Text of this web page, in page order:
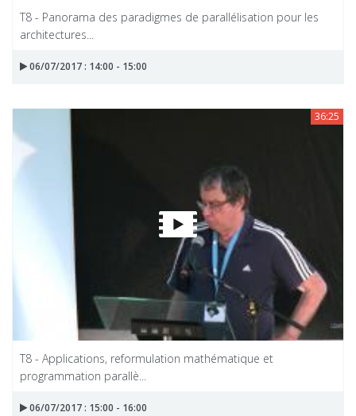
T8 - Panorama des paradigmes de parallélisation pour les
architectures...
06/07/2017 : 14:00 - 15:00
36:25
T8 - Applications, reformulation mathématique et
programmation parallè...
06/07/2017 : 15:00 - 16:00